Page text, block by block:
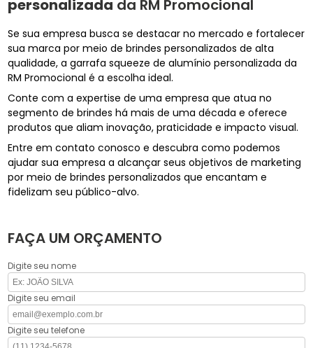
personalizada da RM Promocional
Se sua empresa busca se destacar no mercado e fortalecer
sua marca por meio de brindes personalizados de alta
qualidade, a garrafa squeeze de alumínio personalizada da
RM Promocional é a escolha ideal.
Conte com a expertise de uma empresa que atua no
segmento de brindes há mais de uma década e oferece
produtos que aliam inovação, praticidade e impacto visual.
Entre em contato conosco e descubra como podemos
ajudar sua empresa a alcançar seus objetivos de marketing
por meio de brindes personalizados que encantam e
fidelizam seu público-alvo.
FAÇA UM ORÇAMENTO
Digite seu nome
Digite seu email
Digite seu telefone